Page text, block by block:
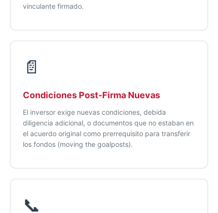
vinculante firmado.
📄
Condiciones Post-Firma Nuevas
El inversor exige nuevas condiciones, debida
diligencia adicional, o documentos que no estaban en
el acuerdo original como prerrequisito para transferir
los fondos (moving the goalposts).
📞